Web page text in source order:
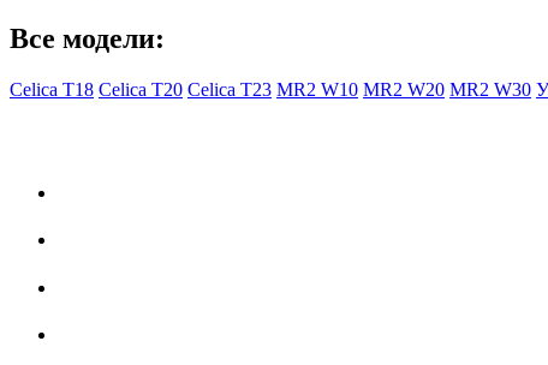
Все модели:
Celica T18 Celica T20 Celica T23 MR2 W10 MR2 W20 MR2 W30